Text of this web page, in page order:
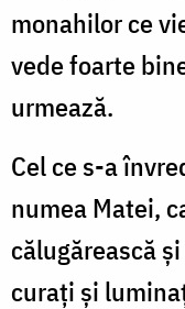
monahilor ce
vede foarte
urmează.
Cel ce s-a
numea Matei,
călugărească
curați și